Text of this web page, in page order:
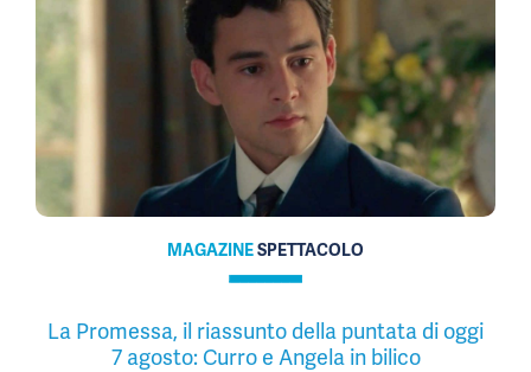
MAGAZINESPETTACOLO
La Promessa, il riassunto della puntata di oggi
7 agosto: Curro e Angela in bilico